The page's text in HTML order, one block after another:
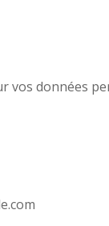
vos données